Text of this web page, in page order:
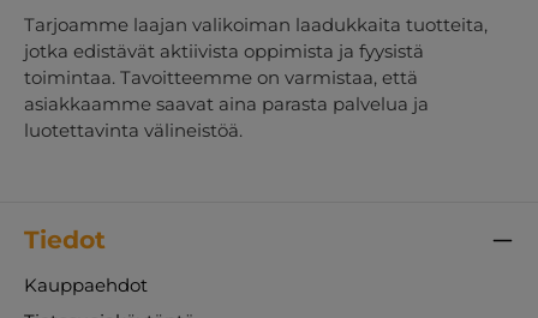
Tarjoamme laajan valikoiman laadukkaita tuotteita,
jotka edistävät aktiivista oppimista ja fyysistä
toimintaa. Tavoitteemme on varmistaa, että
asiakkaamme saavat aina parasta palvelua ja
luotettavinta välineistöä.
Tiedot
Kauppaehdot